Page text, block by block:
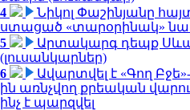
4
Նիկոլ Փաշինյանը
ստացած «տարօրինակ»
5
Արտակարգ դեպք
(լուսանկարներ)
6
Ավարտվել է «Գող
ին առնչվող քրեական
ինչ է պարզվել